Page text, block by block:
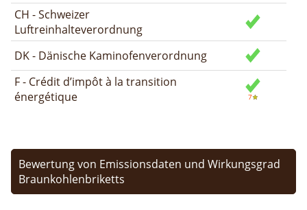
CH - Schweizer
Luftreinhalteverordnung
DK - Dänische Kaminofenverordnung
F - Crédit d’impôt à la transition
énergétique
Bewertung von Emissionsdaten und Wirkungsgrad
Braunkohlenbriketts